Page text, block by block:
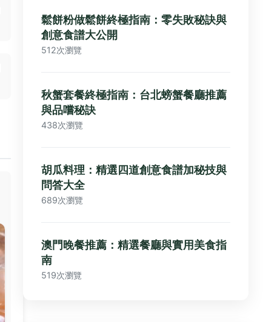
鬆餅粉做鬆餅終極指南：零失敗秘訣與
創意食譜大公開
512次瀏覽
秋蟹套餐終極指南：台北螃蟹餐廳推薦
與品嚐秘訣
438次瀏覽
胡瓜料理：精選四道創意食譜加秘技與
問答大全
689次瀏覽
澳門晚餐推薦：精選餐廳與實用美食指
南
519次瀏覽